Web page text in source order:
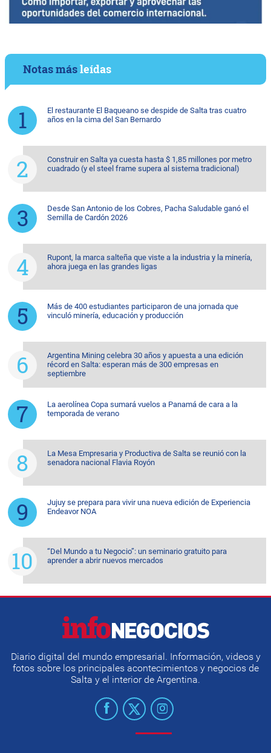
Notas másleídas
El restaurante El Baqueano se despide de Salta tras cuatro
años en la cima del San Bernardo
Construir en Salta ya cuesta hasta $ 1,85 millones por metro
cuadrado (y el steel frame supera al sistema tradicional)
Desde San Antonio de los Cobres, Pacha Saludable ganó el
Semilla de Cardón 2026
Rupont, la marca salteña que viste a la industria y la minería,
ahora juega en las grandes ligas
Más de 400 estudiantes participaron de una jornada que
vinculó minería, educación y producción
Argentina Mining celebra 30 años y apuesta a una edición
récord en Salta: esperan más de 300 empresas en
septiembre
La aerolínea Copa sumará vuelos a Panamá de cara a la
temporada de verano
La Mesa Empresaria y Productiva de Salta se reunió con la
senadora nacional Flavia Royón
Jujuy se prepara para vivir una nueva edición de Experiencia
Endeavor NOA
“Del Mundo a tu Negocio”: un seminario gratuito para
aprender a abrir nuevos mercados
Diario digital del mundo empresarial. Información, videos y
fotos sobre los principales acontecimientos y negocios de
Salta y el interior de Argentina.